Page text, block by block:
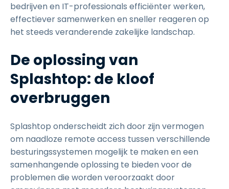
bedrijven en IT-professionals efficiënter werken,
effectiever samenwerken en sneller reageren op
het steeds veranderende zakelijke landschap.
De oplossing van
Splashtop: de kloof
overbruggen
Splashtop onderscheidt zich door zijn vermogen
om naadloze remote access tussen verschillende
besturingssystemen mogelijk te maken en een
samenhangende oplossing te bieden voor de
problemen die worden veroorzaakt door